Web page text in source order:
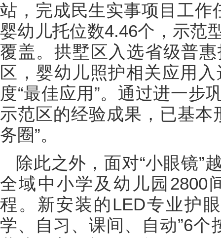
站，完成民生实事项目工作
婴幼儿托位数4.46个，示范
覆盖。拱墅区入选省级普
区，婴幼儿照护相关应用
度“最佳应用”。通过进一步
示范区的经验成果，已基本
务圈”。
除此之外，面对“小眼镜”
全域中小学及幼儿园2800
程。新安装的LED专业护
学、自习、课间、自动”6